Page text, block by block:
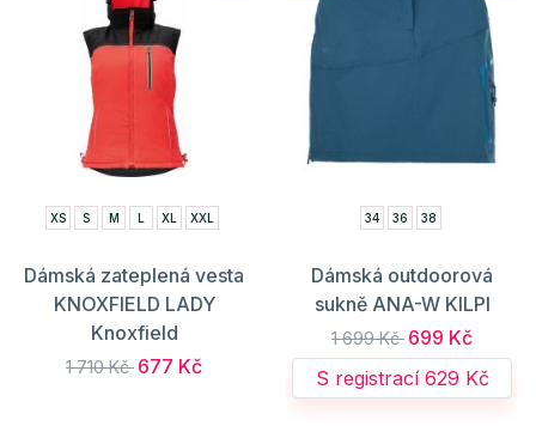
XS S M L XL XXL
Dámská zateplená vesta
KNOXFIELD LADY
Knoxfield
1 710 Kč 677 Kč
34 36 38
Dámská outdoorová
sukně ANA-W KILPI
1 699 Kč 699 Kč
S registrací 629 Kč